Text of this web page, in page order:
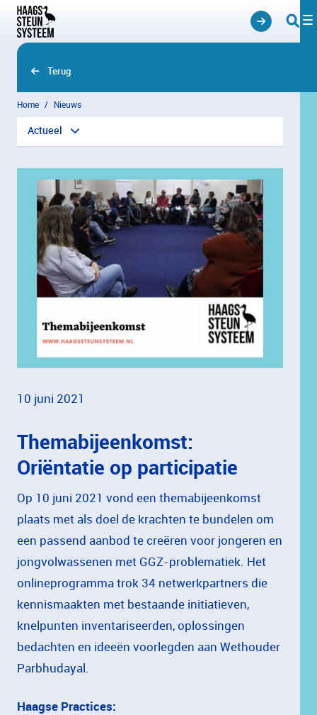
Overslaan en naar hoofdinhoud gaan
Terug
Home Nieuws
Actueel
10 juni 2021
Themabijeenkomst:
Oriëntatie op participatie
Op 10 juni 2021 vond een themabijeenkomst
plaats met als doel de krachten te bundelen om
een passend aanbod tecreëren voor jongeren en
jongvolwassenen met GGZ-problematiek. Het
onlineprogrammatrok 34 netwerkpartners die
kennismaakten met bestaande initiatieven,
knelpunten inventariseerden,oplossingen
bedachten en ideeën voorlegden aan Wethouder
Parbhudayal.
Haagse Practices: